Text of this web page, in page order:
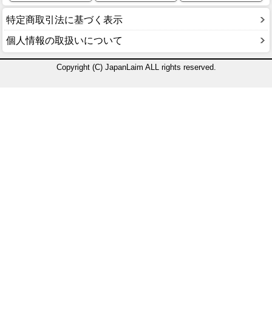
特定商取引法に基づく表示
個人情報の取扱いについて
Copyright (C) JapanLaim ALL rights reserved.